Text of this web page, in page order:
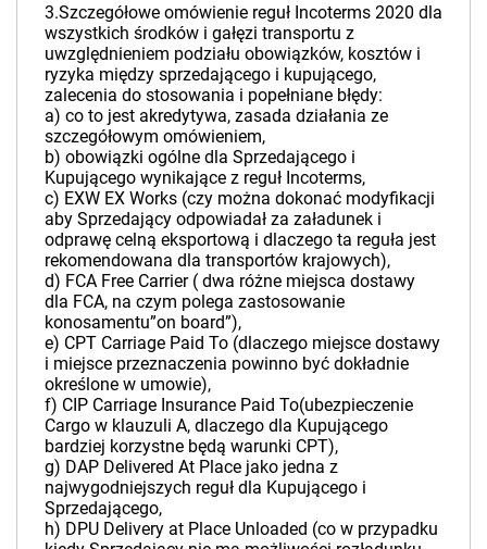
3.Szczegółowe omówienie reguł Incoterms 2020 dla
wszystkich środków i gałęzi transportu z
uwzględnieniem podziału obowiązków, kosztów i
ryzyka między sprzedającego i kupującego,
zalecenia do stosowania i popełniane błędy:
a) co to jest akredytywa, zasada działania ze
szczegółowym omówieniem,
b) obowiązki ogólne dla Sprzedającego i
Kupującego wynikające z reguł Incoterms,
c) EXW EX Works (czy można dokonać modyfikacji
aby Sprzedający odpowiadał za załadunek i
odprawę celną eksportową i dlaczego ta reguła jest
rekomendowana dla transportów krajowych),
d) FCA Free Carrier ( dwa różne miejsca dostawy
dla FCA, na czym polega zastosowanie
konosamentu”on board”),
e) CPT Carriage Paid To (dlaczego miejsce dostawy
i miejsce przeznaczenia powinno być dokładnie
określone w umowie),
f) CIP Carriage Insurance Paid To(ubezpieczenie
Cargo w klauzuli A, dlaczego dla Kupującego
bardziej korzystne będą warunki CPT),
g) DAP Delivered At Place jako jedna z
najwygodniejszych reguł dla Kupującego i
Sprzedającego,
h) DPU Delivery at Place Unloaded (co w przypadku